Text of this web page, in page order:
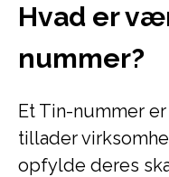
Hvad er
nummer?
Et Tin-nummer
tillader
opfylde deres